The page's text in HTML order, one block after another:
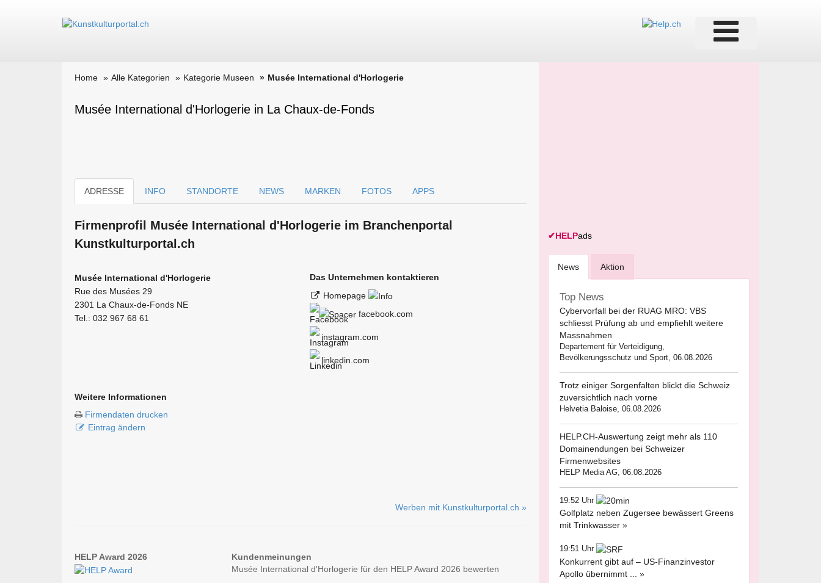
Home Alle Kategorien Kategorie Museen Musée International d'Horlogerie
Musée International d'Horlogerie in La Chaux-de-Fonds
ADRESSE INFO STANDORTE NEWS MARKEN FOTOS APPS
Firmen­profil Musée International d'Horlogerie im Branchen­portal
Kunstkulturportal.ch
Musée International d'Horlogerie
Rue des Musées 29
2301 La Chaux-de-Fonds NE
Tel.: 032 967 68 61
Das Unternehmen kontaktieren
Homepage
facebook.com
instagram.com
linkedin.com
Weitere Informationen
Firmendaten drucken
Eintrag ändern
Werben mit Kunstkulturportal.ch »
HELP Award 2026
Kundenmeinungen
Musée International d'Horlogerie für den HELP Award 2026 bewerten
✔HELPads
News Aktion
Top News
Cybervorfall bei der RUAG MRO: VBS
schliesst Prüfung ab und empfiehlt weitere
Massnahmen
Departement für Verteidigung,
Bevölkerungsschutz und Sport, 06.08.2026
Trotz einiger Sorgenfalten blickt die Schweiz
zuversichtlich nach vorne
Helvetia Baloise, 06.08.2026
HELP.CH-Auswertung zeigt mehr als 110
Domainendungen bei Schweizer
Firmenwebsites
HELP Media AG, 06.08.2026
19:52 Uhr
Golfplatz neben Zugersee bewässert Greens
mit Trinkwasser »
19:51 Uhr
Konkurrent gibt auf – US-Finanzinvestor
Apollo übernimmt ... »